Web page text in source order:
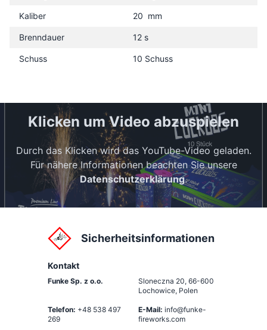
Kaliber 20 mm
Brenndauer 12 s
Schuss 10 Schuss
Klicken um Video abzuspielen
Durch das Klicken wird das YouTube-Video geladen.
Für nähere Informationen beachten Sie unsere
Datenschutzerklärung.
Sicherheitsinformationen
Kontakt
Funke Sp. z o.o. Sloneczna 20, 66-600
Lochowice, Polen
Telefon: +48 538 497
269
E-Mail: info@funke-
fireworks.com